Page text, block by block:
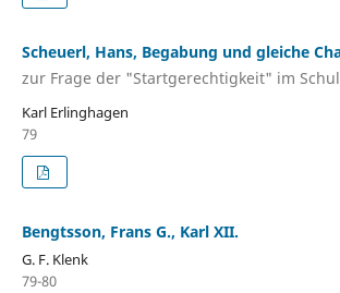
Scheuerl, Hans, Begabung und gleiche
zur Frage der "Startgerechtigkeit" im
Karl Erlinghagen
79
Bengtsson, Frans G., Karl XII.
G. F. Klenk
79-80